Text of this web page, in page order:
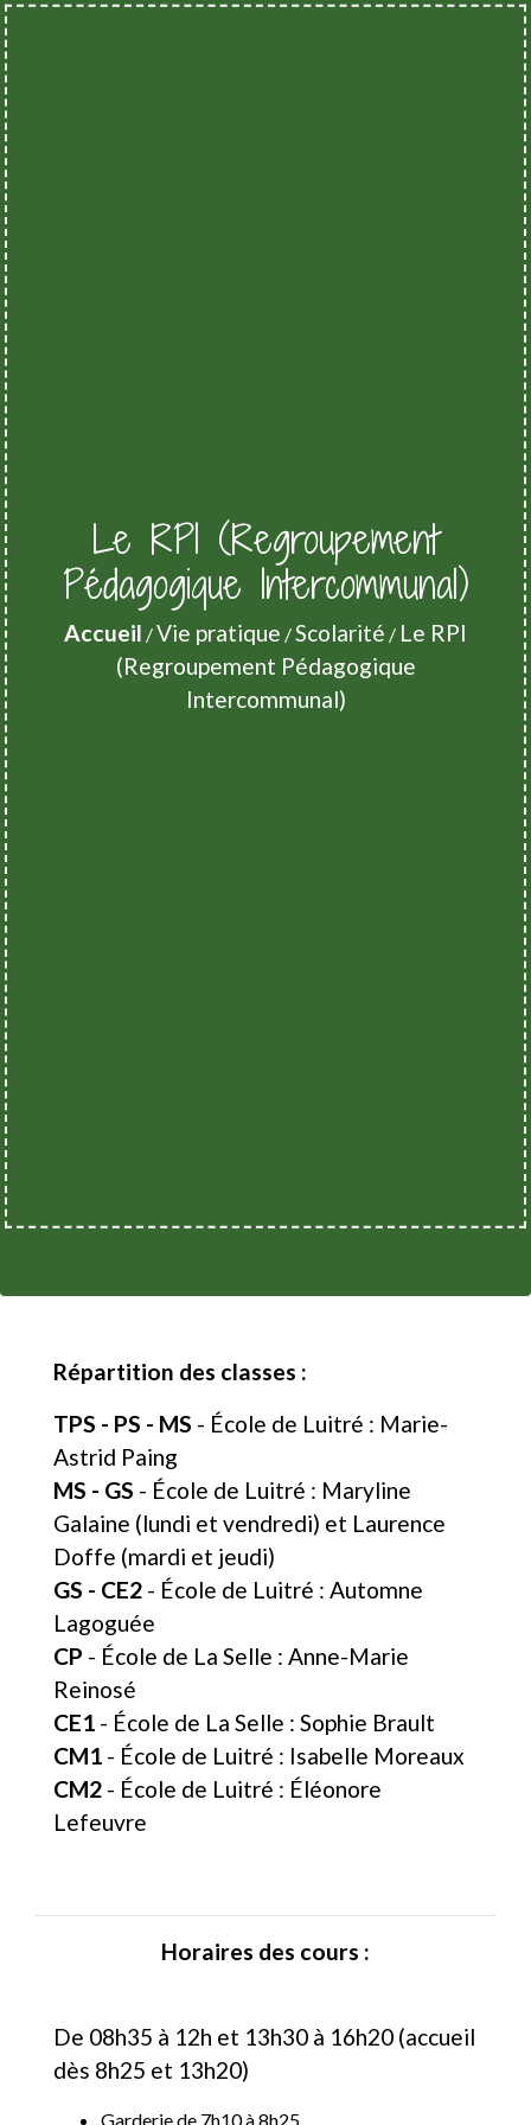
Le RPI (Regroupement
Pédagogique Intercommunal)
Accueil /Vie pratique /Scolarité / Le RPI
(Regroupement Pédagogique
Intercommunal)
Répartition des classes :
TPS - PS - MS - École de Luitré : Marie-
Astrid Paing
MS - GS - École de Luitré : Maryline
Galaine (lundi et vendredi) et Laurence
Doffe (mardi et jeudi)
GS - CE2 - École de Luitré : Automne
Lagoguée
CP - École de La Selle : Anne-Marie
Reinosé
CE1 - École de La Selle : Sophie Brault
CM1 - École de Luitré : Isabelle Moreaux
CM2 - École de Luitré : Éléonore
Lefeuvre
Horaires des cours :
De 08h35 à 12h et 13h30 à 16h20 (accueil
dès 8h25 et 13h20)
Garderie de 7h10 à 8h25